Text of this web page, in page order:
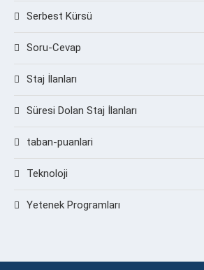
Serbest Kürsü
Soru-Cevap
Staj İlanları
Süresi Dolan Staj İlanları
taban-puanlari
Teknoloji
Yetenek Programları